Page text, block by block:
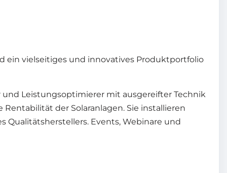
ein vielseitiges und innovatives Produktportfolio
und Leistungsoptimierer mit ausgereifter Technik
der Solaranlagen. Sie installieren
Events, Webinare und